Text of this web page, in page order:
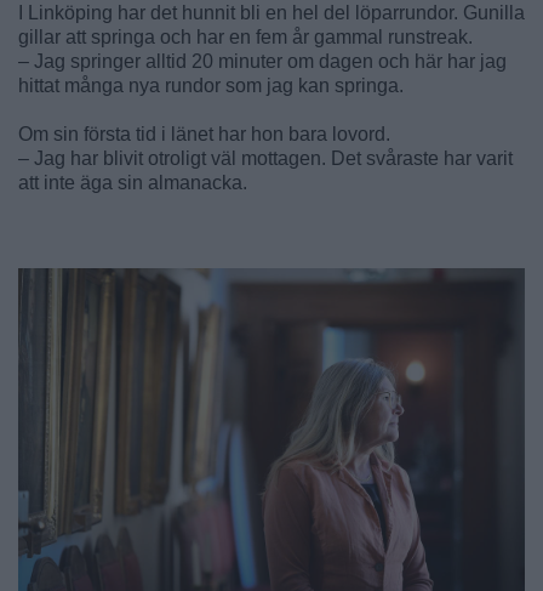
I Linköping har det hunnit bli en hel del löparrundor. Gunilla
gillar att springa och har en fem år gammal runstreak.
– Jag springer alltid 20 minuter om dagen och här har jag
hittat många nya rundor som jag kan springa.
Om sin första tid i länet har hon bara lovord.
– Jag har blivit otroligt väl mottagen. Det svåraste har varit
att inte äga sin almanacka.